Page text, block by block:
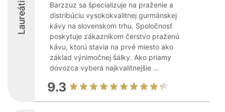
Laureáti
Barzzuz sa špecializuje na praženie a
distribúciu vysokokvalitnej gurmánskej
kávy na slovenskom trhu. Spoločnosť
poskytuje zákazníkom čerstvo praženú
kávu, ktorú stavia na prvé miesto ako
základ výnimočnej šálky. Ako priamy
dovozca vyberá najkvalitnejšie ...
9.3